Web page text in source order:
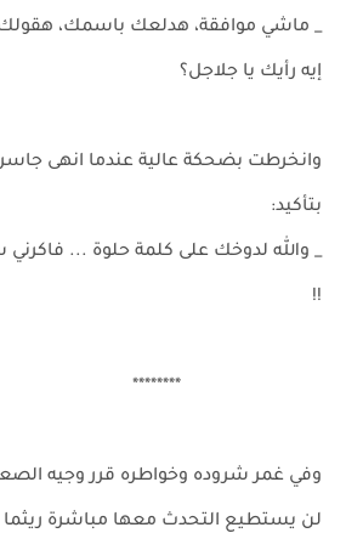
_ ماشي موافقة، هدلعك باسمك،
إيه رأيك يا جلاجل؟
وانخرطت بضحكة عالية عندما انهى
بتأكيد:
_ والله لدوخك على كلمة حلوة ...
!!
********
وفي غمر شروده وخواطره قرر وجيه
لن يستطيع التحدث معها مباشرة ريثما